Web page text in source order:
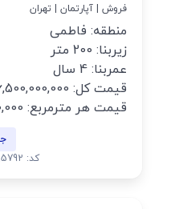
فروش | آپارتمان | تهران
منطقه: فاطمی
زیربنا: 200 متر
عمربنا: 4 سال
قیمت کل: 36,500,000,000
قیمت هر مترمربع: 182,500,000
کد: 85792 | 1404/11/10